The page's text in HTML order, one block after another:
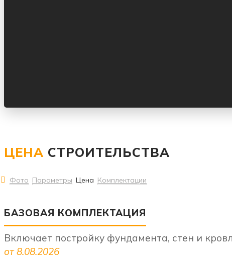
ЦЕНА СТРОИТЕЛЬСТВА
Фото Параметры Цена Комплектации
БАЗОВАЯ КОМПЛЕКТАЦИЯ
Включает постройку фундамента, стен и
от 8.08.2026